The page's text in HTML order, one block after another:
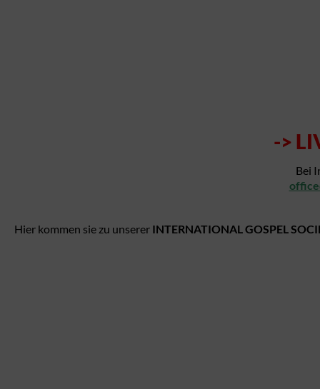
->
Bei
Hier kommen sie zu unserer INTERNATIONAL GOSPEL